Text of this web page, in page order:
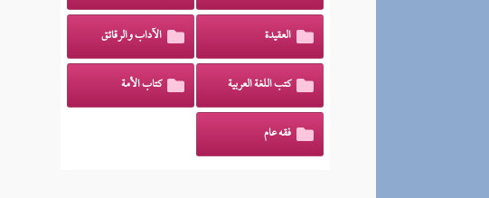
العقيدة الآداب والرقائق
كتب اللغة العربية كتاب الأمة
فقه عام